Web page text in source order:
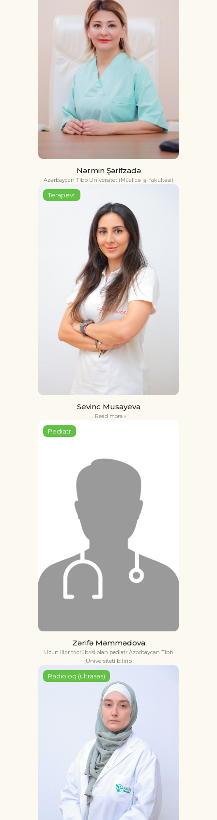
Nərmin Şərifzadə
Azərbaycan Tibb Universiteti(Müalicə işi fakultəsi)
Sevinc Musayeva
Terapevt
... Read more »
Zərifə Məmmədova
Pediatr
Uzun illər təcrübəsi olan pediatr Azərbaycan Tibb
Universiteti bitirib
Radioloq (ultrasəs)